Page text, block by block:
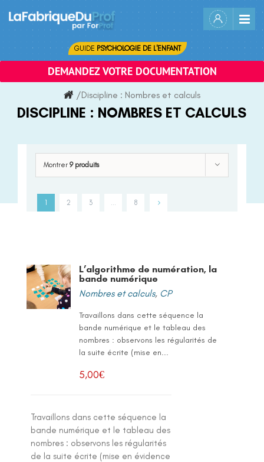
content
GUIDE PSYCHOLOGIE DE L'ENFANT
DEMANDEZ VOTRE DOCUMENTATION
/Discipline : Nombres et calculs
DISCIPLINE : NOMBRES ET CALCULS
Montrer 9 produits
1 2 3 8
L’algorithme de numération, la
bande numérique
Nombres et calculs, CP
Travaillons dans cette séquence la
bande numérique et le tableau des
nombres : observons les régularités de
la suite écrite (mise en...
5,00€
Travaillons dans cette séquence la
bande numérique et le tableau des
nombres : observons les régularités
de la suite écrite (mise en évidence